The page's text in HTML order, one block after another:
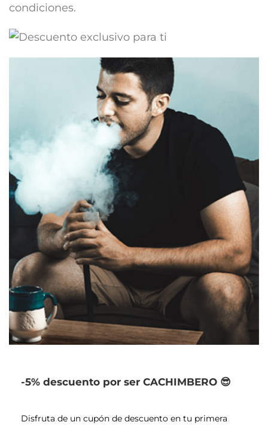
condiciones.
-5% descuento por ser CACHIMBERO 😎
Disfruta de un cupón de descuento en tu primera